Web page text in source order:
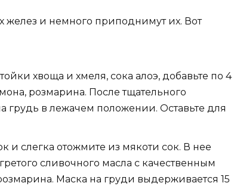
желез и немного приподнимут их. Вот
хвоща и хмеля, сока алоэ, добавьте по 4
розмарина. После тщательного
грудь в лежачем положении. Оставьте для
и слегка отожмите из мякоти сок. В нее
сливочного масла с качественным
Маска на груди выдерживается 15